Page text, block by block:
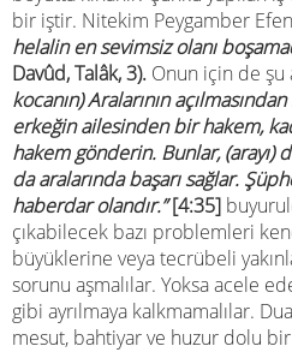
bir iştir. Nitekim Peygamber
helalin en sevimsiz olanı
Davûd, Talâk, 3). Onun için de şu
kocanın) Aralarının
erkeğin ailesinden bir hakem,
hakem gönderin. Bunlar, (arayı)
da aralarında başarı sağlar.
haberdar olandır.”[4:35]
çıkabilecek bazı problemleri
büyüklerine veya tecrübeli
sorunu aşmalılar. Yoksa acele
gibi ayrılmaya kalkmamalılar.
mesut, bahtiyar ve huzur dolu bir